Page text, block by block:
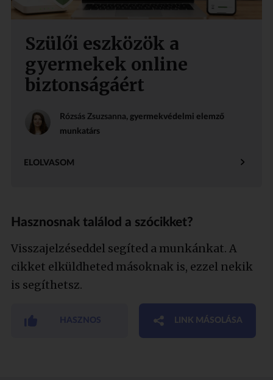
Szülői eszközök a
gyermekek online
biztonságáért
Rózsás Zsuzsanna, gyermekvédelmi elemző
munkatárs
ELOLVASOM
Hasznosnak találod a szócikket?
Visszajelzéseddel segíted a munkánkat. A
cikket elküldheted másoknak is, ezzel nekik
is segíthetsz.
HASZNOS LINK MÁSOLÁSA